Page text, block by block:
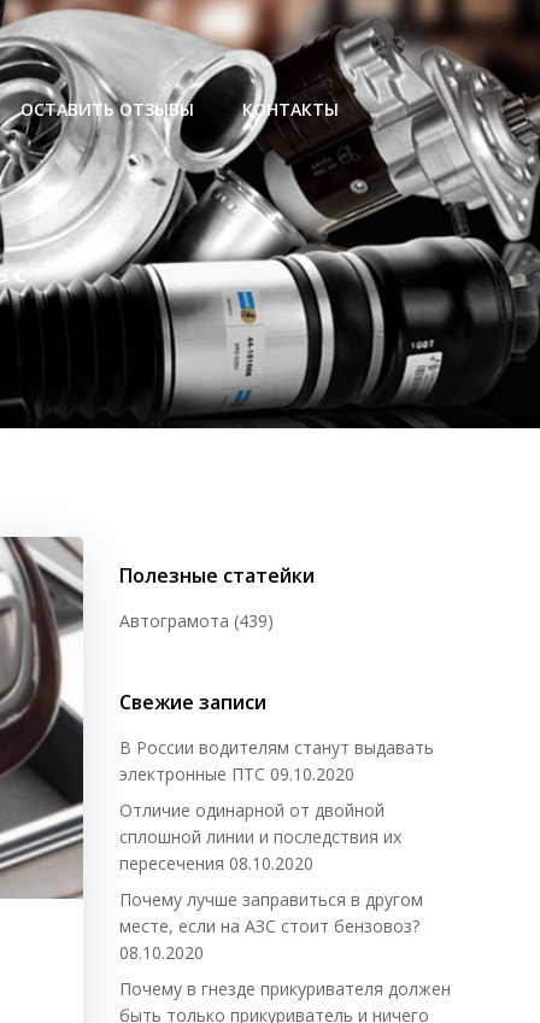
ОСТАВИТЬ ОТЗЫВЫ КОНТАКТЫ
с
Полезные статейки
Автограмота (439)
Свежие записи
В России водителям станут выдавать
электронные ПТС 09.10.2020
Отличие одинарной от двойной
сплошной линии и последствия их
пересечения 08.10.2020
Почему лучше заправиться в другом
месте, если на АЗС стоит бензовоз?
08.10.2020
Почему в гнезде прикуривателя должен
быть только прикуриватель и ничего